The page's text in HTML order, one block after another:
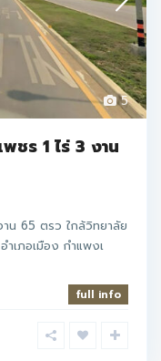
5
ชร 1 ไร่ 3 งาน
น 65 ตรว ใกล้วิทยาลัย
ำเภอเมือง กำแพงเ
full info